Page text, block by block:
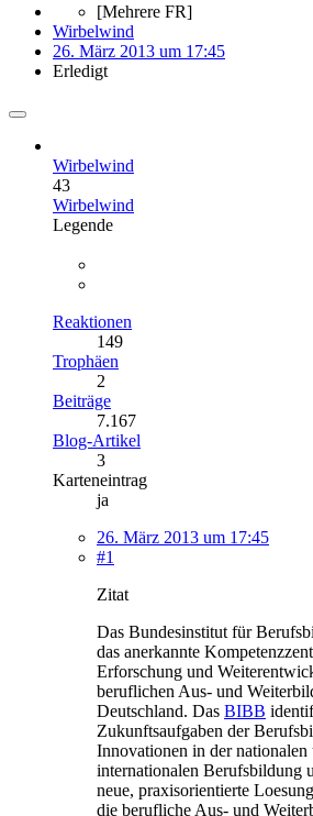
[Mehrere FR]
Wirbelwind
26. März 2013 um 17:45
Erledigt
Wirbelwind
43
Wirbelwind
Legende
Reaktionen
149
Trophäen
2
Beiträge
7.167
Blog-Artikel
3
Karteneintrag
ja
26. März 2013 um 17:45
#1
Zitat
Das Bundesinstitut für
das anerkannte
Erforschung und
beruflichen Aus- und
Deutschland. Das BIBB
Zukunftsaufgaben der
Innovationen in der nationalen
internationalen Berufsbildung
neue, praxisorientierte
die berufliche Aus- und